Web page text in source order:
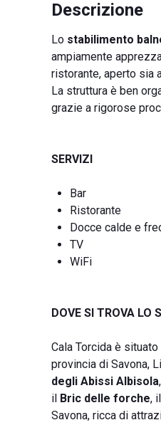
Descrizione
Lo stabilimento
ampiamente
ristorante, aperto sia
La struttura è ben
grazie a rigorose
SERVIZI
Bar
Ristorante
Docce calde e
TV
WiFi
DOVE SI TROVA LO
Cala Torcida è
provincia di Savona,
degli Abissi Albisola
il Bric delle forche, il
Savona, ricca di